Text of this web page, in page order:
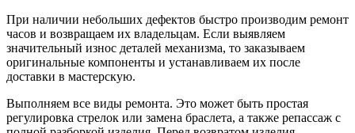
При наличии небольших дефектов быстро производим ремонт
часов и возвращаем их владельцам. Если выявляем
значительный износ деталей механизма, то заказываем
оригинальные компоненты и устанавливаем их после
доставки в мастерскую.
Выполняем все виды ремонта. Это может быть простая
регулировка стрелок или замена браслета, а также репассаж с